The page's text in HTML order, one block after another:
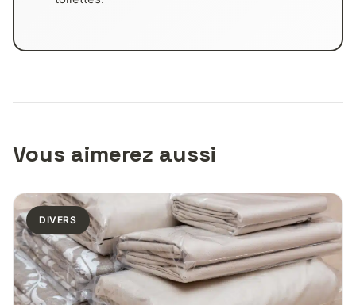
Vous aimerez aussi
DIVERS